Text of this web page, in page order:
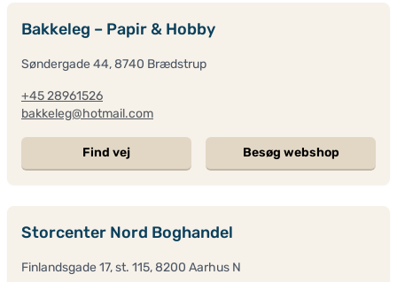
Bakkeleg – Papir & Hobby
Søndergade 44, 8740 Brædstrup
+45 28961526
bakkeleg@hotmail.com
Find vej Besøg webshop
Storcenter Nord Boghandel
Finlandsgade 17, st. 115, 8200 Aarhus N